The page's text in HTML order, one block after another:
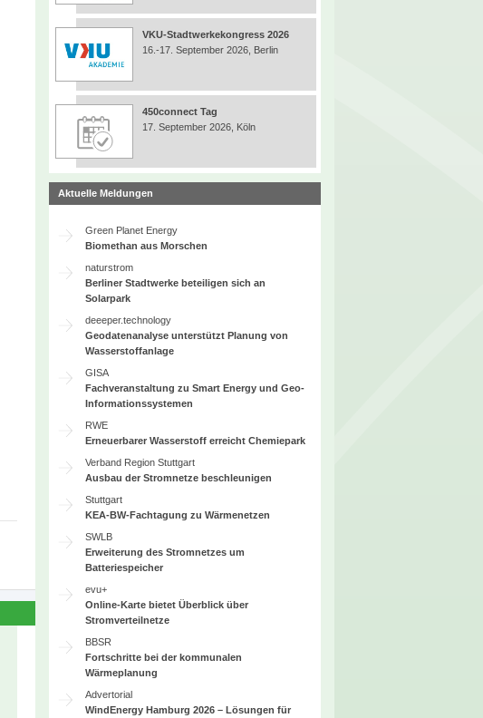
VKU-Stadtwerkekongress 2026
16.-17. September 2026, Berlin
450connect Tag
17. September 2026, Köln
Aktuelle Meldungen
Green Planet Energy
Biomethan aus Morschen
naturstrom
Berliner Stadtwerke beteiligen sich an
Solarpark
deeeper.technology
Geodatenanalyse unterstützt Planung von
Wasserstoffanlage
GISA
Fachveranstaltung zu Smart Energy und Geo-
Informationssystemen
RWE
Erneuerbarer Wasserstoff erreicht Chemiepark
Verband Region Stuttgart
Ausbau der Stromnetze beschleunigen
Stuttgart
KEA-BW-Fachtagung zu Wärmenetzen
SWLB
Erweiterung des Stromnetzes um
Batteriespeicher
evu+
Online-Karte bietet Überblick über
Stromverteilnetze
BBSR
Fortschritte bei der kommunalen
Wärmeplanung
Advertorial
WindEnergy Hamburg 2026 – Lösungen für